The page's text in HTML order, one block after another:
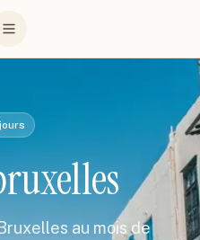
jours
au mois de